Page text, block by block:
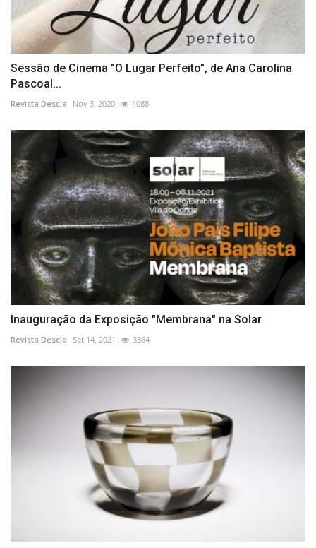
Sessão de Cinema "O Lugar Perfeito", de Ana Carolina
Pascoal...
Revista Descla Nov 3, 2020 4088
Inauguração da Exposição "Membrana" na Solar
Revista Descla Set 14, 2021 3364